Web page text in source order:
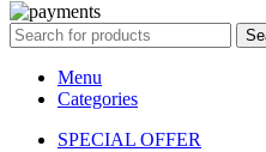
Menu
Categories
SPECIAL OFFER